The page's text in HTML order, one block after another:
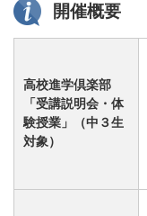
開催概要
高校進学倶楽部
「受講説明会・体
験授業」（中３生
対象）